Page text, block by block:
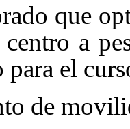
que
centro a
para el
de